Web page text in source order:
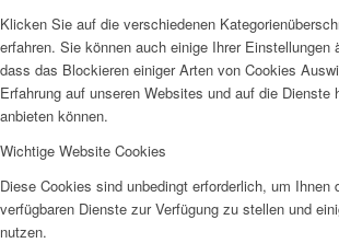
Kinder und Jugend
Ambulante Hilfen zur Erziehung
Klicken Sie auf die verschiedenen
erfahren. Sie können auch einige Ihrer Einstellungen
dass das Blockieren einiger Arten von Cookies
Erfahrung auf unseren Websites und auf die Dienste
anbieten können.
Wichtige Website Cookies
Diese Cookies sind unbedingt erforderlich, um Ihnen
verfügbaren Dienste zur Verfügung zu stellen und
nutzen.